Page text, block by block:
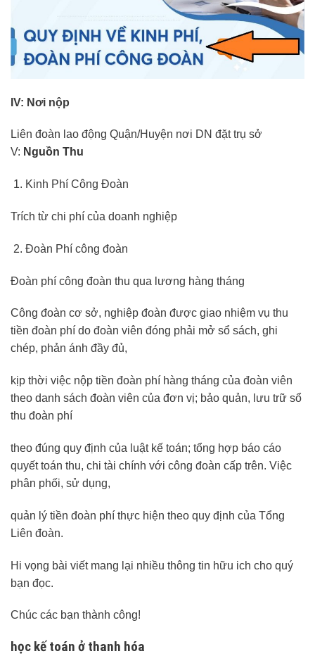
IV: Nơi nộp
Liên đoàn lao động Quận/Huyện nơi DN đặt trụ sở
V: Nguồn Thu
Kinh Phí Công Đoàn
Trích từ chi phí của doanh nghiệp
Đoàn Phí công đoàn
Đoàn phí công đoàn thu qua lương hàng tháng
Công đoàn cơ sở, nghiệp đoàn được giao nhiệm vụ thu
tiền đoàn phí do đoàn viên đóng phải mở sổ sách, ghi
chép, phản ánh đầy đủ,
kịp thời việc nộp tiền đoàn phí hàng tháng của đoàn viên
theo danh sách đoàn viên của đơn vị; bảo quản, lưu trữ sổ
thu đoàn phí
theo đúng quy định của luật kế toán; tổng hợp báo cáo
quyết toán thu, chi tài chính với công đoàn cấp trên. Việc
phân phối, sử dụng,
quản lý tiền đoàn phí thực hiện theo quy định của Tổng
Liên đoàn.
Hi vọng bài viết mang lại nhiều thông tin hữu ich cho quý
bạn đọc.
Chúc các bạn thành công!
học kế toán ở thanh hóa